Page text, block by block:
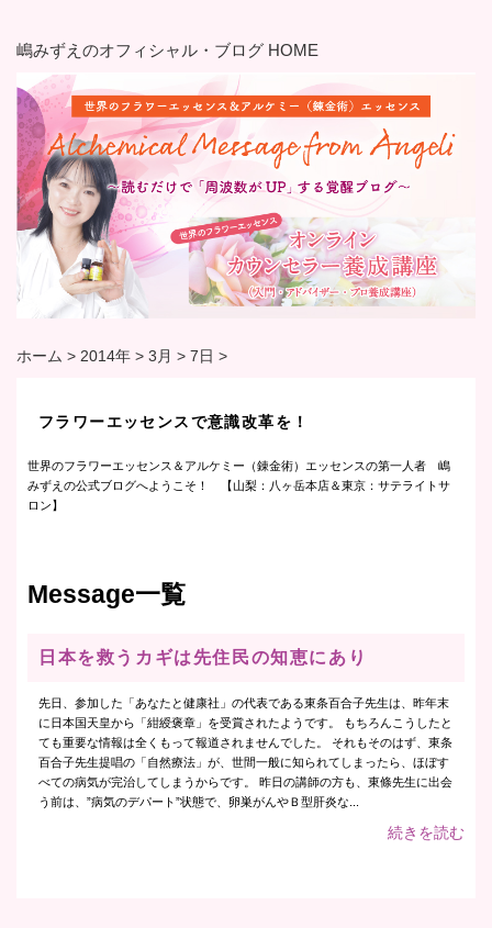
嶋みずえのオフィシャル・ブログ HOME
ホーム > 2014年 > 3月 > 7日 >
フラワーエッセンスで意識改革を！
世界のフラワーエッセンス＆アルケミー（錬金術）エッセンスの第一人者 嶋
みずえの公式ブログへようこそ！ 【山梨：八ヶ岳本店＆東京：サテライトサ
ロン】
Message一覧
日本を救うカギは先住民の知恵にあり
先日、参加した「あなたと健康社」の代表である東条百合子先生は、昨年末
に日本国天皇から「紺綬褒章」を受賞されたようです。 もちろんこうしたと
ても重要な情報は全くもって報道されませんでした。 それもそのはず、東条
百合子先生提唱の「自然療法」が、世間一般に知られてしまったら、ほぼす
べての病気が完治してしまうからです。 昨日の講師の方も、東條先生に出会
う前は、”病気のデパート”状態で、卵巣がんやＢ型肝炎な...
続きを読む